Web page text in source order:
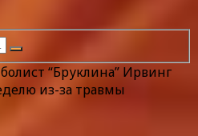
“Бруклина” Ирвинг
из-за травмы